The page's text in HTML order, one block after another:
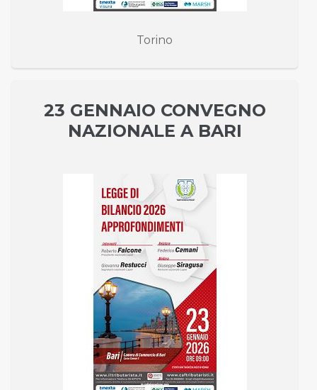
Torino
23 GENNAIO CONVEGNO
NAZIONALE A BARI